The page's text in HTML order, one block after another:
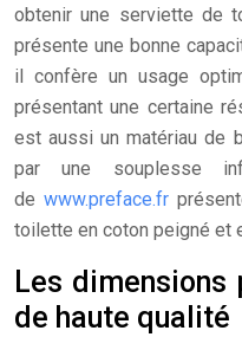
obtenir une serviette de
présente une bonne
il confère un usage
présentant une certaine
est aussi un matériau de
par une souplesse
de www.preface.fr
toilette en coton peigné et
Les
de haute qualité